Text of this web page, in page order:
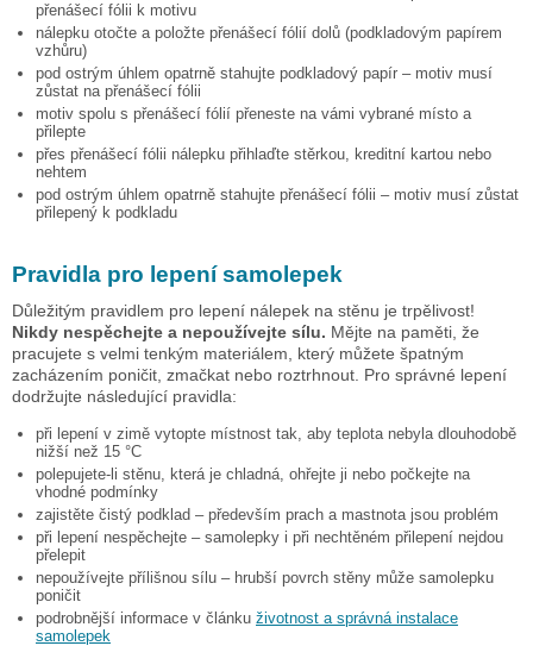
přenášecí fólii k motivu
nálepku otočte a položte přenášecí fólií dolů (podkladovým papírem
vzhůru)
pod ostrým úhlem opatrně stahujte podkladový papír – motiv musí
zůstat na přenášecí fólii
motiv spolu s přenášecí fólií přeneste na vámi vybrané místo a
přilepte
přes přenášecí fólii nálepku přihlaďte stěrkou, kreditní kartou nebo
nehtem
pod ostrým úhlem opatrně stahujte přenášecí fólii – motiv musí zůstat
přilepený k podkladu
Pravidla pro lepení samolepek
Důležitým pravidlem pro lepení nálepek na stěnu je trpělivost!
Nikdy nespěchejte a nepoužívejte sílu. Mějte na paměti, že
pracujete s velmi tenkým materiálem, který můžete špatným
zacházením poničit, zmačkat nebo roztrhnout. Pro správné lepení
dodržujte následující pravidla:
při lepení v zimě vytopte místnost tak, aby teplota nebyla dlouhodobě
nižší než 15 °C
polepujete-li stěnu, která je chladná, ohřejte ji nebo počkejte na
vhodné podmínky
zajistěte čistý podklad – především prach a mastnota jsou problém
při lepení nespěchejte – samolepky i při nechtěném přilepení nejdou
přelepit
nepoužívejte přílišnou sílu – hrubší povrch stěny může samolepku
poničit
podrobnější informace v článku životnost a správná instalace
samolepek